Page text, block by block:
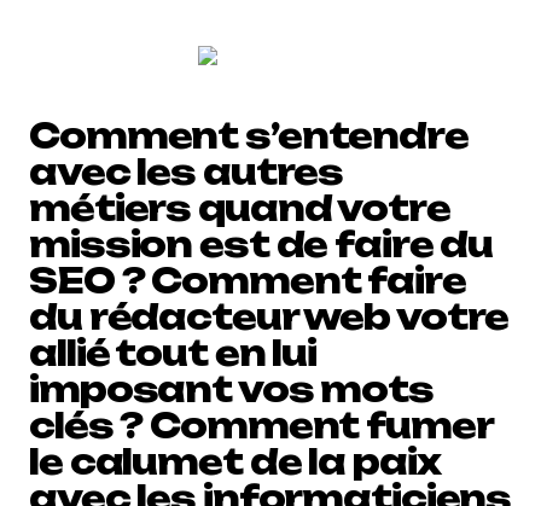
Comment s’entendre
avec les autres
métiers quand votre
mission est de faire du
SEO ? Comment faire
du rédacteur web votre
allié tout en lui
imposant vos mots
clés ? Comment fumer
le calumet de la paix